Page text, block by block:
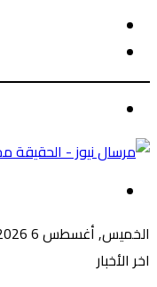
عن
الخميس, أغسطس 6 2026
اخر الأخبار